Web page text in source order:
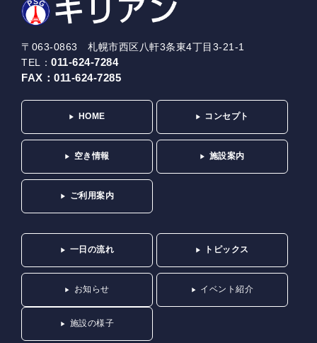
〒063-0863 札幌市西区八軒3条東4丁目3-21-1
TEL：011-624-7284
FAX：011-624-7285
HOME コンセプト
空き情報 施設案内
ご利用案内
一日の流れ トピックス
お知らせ イベント紹介
施設の様子